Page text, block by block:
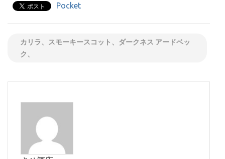
Pocket
カリラ、スモーキースコット、ダークネス アードベッ
ク、